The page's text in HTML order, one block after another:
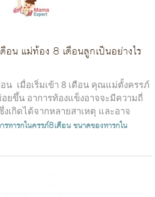
น แม่ท้อง 8 เดือนลูกเป็นอย่างไร
น เมื่อเริ่มเข้า 8 เดือน คุณแม่ตั้งครรภ์
ยขึ้น อาการท้องแข็งอาจจะมีความถี่
เกิดได้จากหลายสาเหตุ และอาจ
ทารกในครรภ์8เดือนขนาดของทารกใน